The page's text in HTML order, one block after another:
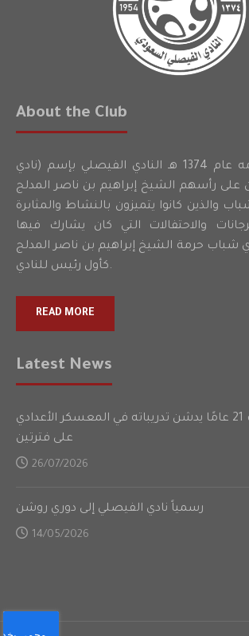
About the Club
أسس شباب حرمه عام 1374 هـ النادي الفيصلي بإسم (نادي
رأسهم الشيخ إبراهيم بن ناصر المدلج
والذين كانوا يتميزون بالنشاط والمثابرة
والاحتفالات التي كان يشارك فيها
شباب حرمة الشيخ إبراهيم بن ناصر المدلج
كأول رئيس للنادي.
READ MORE
Latest News
الفيصلي تحت 21 عامًا يدشن تدريباته في المعسكر الأعدادي
على فترتين
26/07/2026
رسمياً نادي الفيصلي إلى دوري روشن
14/05/2026